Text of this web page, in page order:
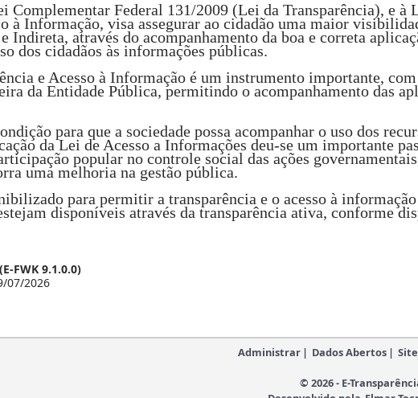
Complementar Federal 131/2009 (Lei da Transparência), e à
à Informação, visa assegurar ao cidadão uma maior
Indireta, através do acompanhamento da boa e correta
dos cidadãos às informações públicas.
e Acesso à Informação é um instrumento importante,
da Entidade Pública, permitindo o acompanhamento das
para que a sociedade possa acompanhar o uso dos
da Lei de Acesso a Informações deu-se um importante
popular no controle social das ações
uma melhoria na gestão pública.
para permitir a transparência e o acesso à
disponíveis através da transparência ativa, conforme
FWK 9.1.0.0)
07/2026
Administrar | Dados Abertos |
© 2026 - E-